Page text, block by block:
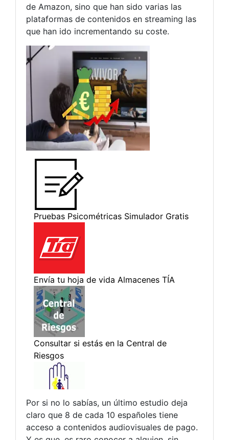
de Amazon, sino que han sido varias las
plataformas de contenidos en streaming las
que han ido incrementando su coste.
Por si no lo sabías, un último estudio deja
claro que 8 de cada 10 españoles tiene
acceso a contenidos audiovisuales de pago.